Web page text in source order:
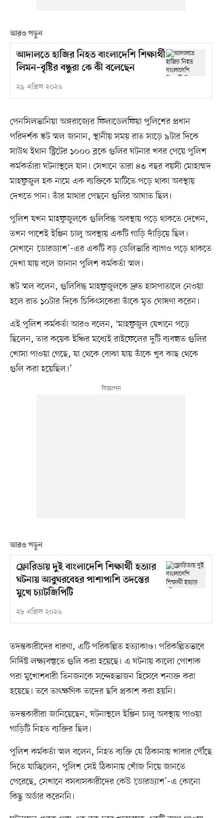
আরও পড়ুন
আদালতে হাজির নিহত বাংলাদেশি শিক্ষার্থী
লিমন–বৃষ্টির বন্ধুরা কে কী বলেছেন
২৯ এপ্রিল ২০২৬
পেনসিলভানিয়া অঙ্গরাজ্যের ফিলাডেলফিয়া পুলিশের প্রধান
পরিদর্শক স্কট স্মল জানান, স্থানীয় সময় রাত সাড়ে ৯টার দিকে
সাউথ ইথান স্ট্রিটের ১০০০ ব্লকে গুলির ঘটনার খবর পেয়ে পুলিশ
কর্মকর্তারা ঘটনাস্থলে যান। সেখানে তারা ৪৩ বছর বয়সী মোহাম্মদ
মাহফুজুল হক নামে এক ব্যক্তিকে মাটিতে পড়ে থাকা অবস্থায়
দেখতে পান। তাঁর মাথার পেছনে গুলির আঘাত ছিল।
পুলিশ যখন মাহফুজুলকে গুলিবিদ্ধ অবস্থায় পড়ে থাকতে দেখেন,
তখন পাশেই ইঞ্জিন চালু অবস্থায় একটি গাড়ি দাঁড়িয়ে ছিল।
সেখানে ‘ডোরড্যাশ’–এর একটি বড় ডেলিভারি ব্যাগও পড়ে থাকতে
দেখা যায় বলে জানান পুলিশ কর্মকর্তা স্মল।
স্কট স্মল বলেন, গুলিবিদ্ধ মাহফুজুলকে দ্রুত হাসপাতালে নেওয়া
হলে রাত ১০টার দিকে চিকিৎসকেরা তাঁকে মৃত ঘোষণা করেন।
এই পুলিশ কর্মকর্তা আরও বলেন, ‘মাহফুজুল যেখানে পড়ে
ছিলেন, তার কয়েক ইঞ্চির মধ্যেই রাইফেলের দুটি ব্যবহৃত গুলির
খোসা পাওয়া গেছে, যা থেকে বোঝা যায় তাঁকে খুব কাছ থেকে
গুলি করা হয়েছিল।’
আরও পড়ুন
ফ্লোরিডায় দুই বাংলাদেশি শিক্ষার্থী হত্যার
ঘটনায় আবুঘরবেহর পাশাপাশি তদন্তের
মুখে চ্যাটজিপিটি
২৮ এপ্রিল ২০২৬
তদন্তকারীদের ধারণা, এটি পরিকল্পিত হত্যাকাণ্ড। পরিকল্পিতভাবে
নির্দিষ্ট লক্ষ্যবস্তুতে গুলি করা হয়েছে। এ ঘটনায় কালো পোশাক
পরা মুখোশধারী তিনজনকে সন্দেহভাজন হিসেবে শনাক্ত করা
হয়েছে। তবে তাৎক্ষণিক তাদের ছবি প্রকাশ করা হয়নি।
তদন্তকারীরা জানিয়েছেন, ঘটনাস্থলে ইঞ্জিন চালু অবস্থায় পাওয়া
গাড়িটি নিহত ব্যক্তির ছিল।
পুলিশ কর্মকর্তা স্মল বলেন, নিহত ব্যক্তি যে ঠিকানায় খাবার পৌঁছে
দিতে যাচ্ছিলেন, পুলিশ সেই ঠিকানায় খোঁজ নিয়ে জানতে
পেরেছে, সেখানে বসবাসকারীদের কেউ ‘ডোরড্যাশ’–এ কোনো
কিছু অর্ডার করেননি।